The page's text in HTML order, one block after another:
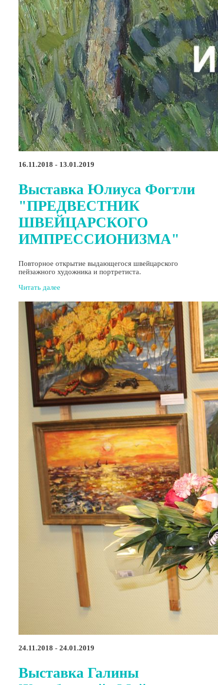
16.11.2018 - 13.01.2019
Выставка Юлиуса Фогтли
"ПРЕДВЕСТНИК
ШВЕЙЦАРСКОГО
ИМПРЕССИОНИЗМА"
Повторное открытие выдающегося швейцарского
пейзажного художника и портретиста.
Читать далее
24.11.2018 - 24.01.2019
Выставка Галины